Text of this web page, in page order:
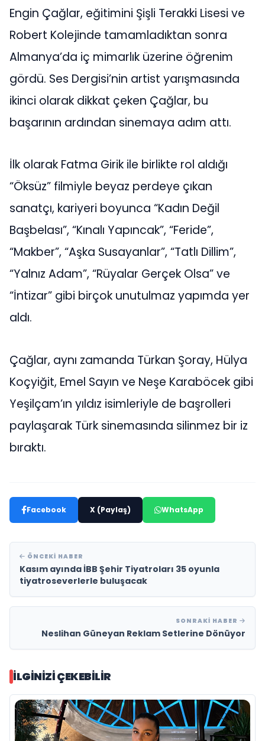
Engin Çağlar, eğitimini Şişli Terakki Lisesi ve
Robert Kolejinde tamamladıktan sonra
Almanya’da iç mimarlık üzerine öğrenim
gördü. Ses Dergisi’nin artist yarışmasında
ikinci olarak dikkat çeken Çağlar, bu
başarının ardından sinemaya adım attı.
İlk olarak Fatma Girik ile birlikte rol aldığı
“Öksüz” filmiyle beyaz perdeye çıkan
sanatçı, kariyeri boyunca “Kadın Değil
Başbelası”, “Kınalı Yapıncak”, “Feride”,
“Makber”, “Aşka Susayanlar”, “Tatlı Dillim”,
“Yalnız Adam”, “Rüyalar Gerçek Olsa” ve
“İntizar” gibi birçok unutulmaz yapımda yer
aldı.
Çağlar, aynı zamanda Türkan Şoray, Hülya
Koçyiğit, Emel Sayın ve Neşe Karaböcek gibi
Yeşilçam’ın yıldız isimleriyle de başrolleri
paylaşarak Türk sinemasında silinmez bir iz
bıraktı.
Facebook X (Paylaş) WhatsApp
ÖNCEKI HABER
Kasım ayında İBB Şehir Tiyatroları 35 oyunla
tiyatroseverlerle buluşacak
SONRAKI HABER
Neslihan Güneyan Reklam Setlerine Dönüyor
İLGINIZI ÇEKEBILIR